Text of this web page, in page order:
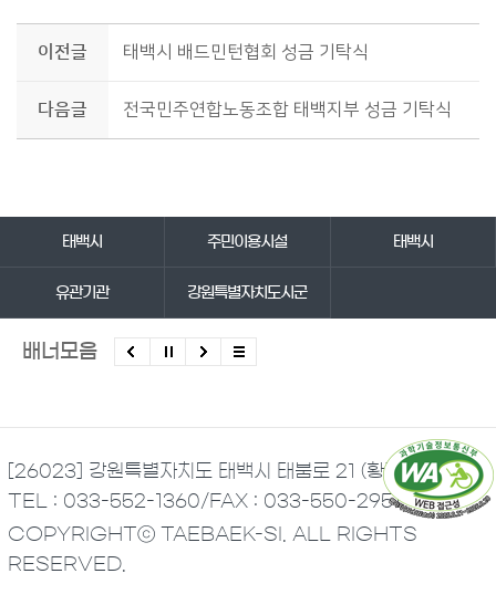
이전글 태백시 배드민턴협회 성금 기탁식
다음글 전국민주연합노동조합 태백지부 성금 기탁식
태백시 주민이용시설 태백시
유관기관 강원특별자치도시군
배너모음
[26023] 강원특별자치도 태백시 태붐로 21 (황지동)
TEL : 033-552-1360/FAX : 033-550-2951
COPYRIGHTⓒ TAEBAEK-SI. ALL RIGHTS
RESERVED.